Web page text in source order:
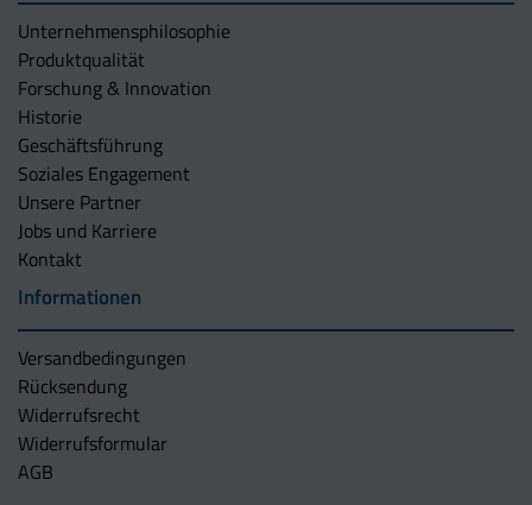
Unternehmens­philosophie
Produktqualität
Forschung & Innovation
Historie
Geschäftsführung
Soziales Engagement
Unsere Partner
Jobs und Karriere
Kontakt
Informationen
Versandbedingungen
Rücksendung
Widerrufsrecht
Widerrufsformular
AGB